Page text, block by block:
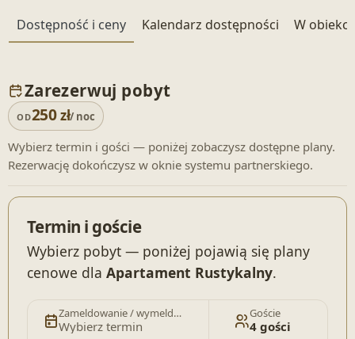
Dostępność i ceny Kalendarz dostępności W
Zarezerwuj pobyt
OD250zł/ noc
Wybierz termin i gości — poniżej zobaczysz dostępne plany.
Rezerwację dokończysz w oknie systemu partnerskiego.
Termin i goście
Wybierz pobyt — poniżej pojawią się plany
cenowe dla Apartament Rustykalny.
Zameldowanie / wymeldowanie
Wybierz termin
Goście
4 gości